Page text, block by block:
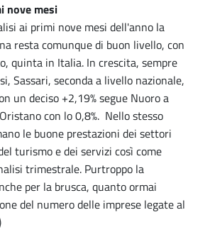
nove mesi
ai primi nove mesi dell'anno la
resta comunque di buon livello, con
quinta in Italia. In crescita, sempre
Sassari, seconda a livello nazionale,
un deciso +2,19% segue Nuoro a
con lo 0,8%. Nello stesso
le buone prestazioni dei settori
turismo e dei servizi così come
trimestrale. Purtroppo la
per la brusca, quanto ormai
del numero delle imprese legate al